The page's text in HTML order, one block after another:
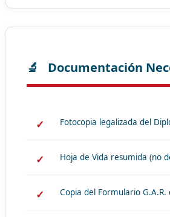
Documentación
Fotocopia legalizada del
Hoja de Vida resumida (no
Copia del Formulario